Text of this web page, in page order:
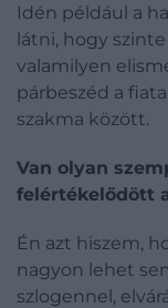
Idén például a
látni, hogy
valamilyen
párbeszéd a
szakma között.
Van olyan
felértékelődött
Én azt hiszem,
nagyon lehet
szlogennel,